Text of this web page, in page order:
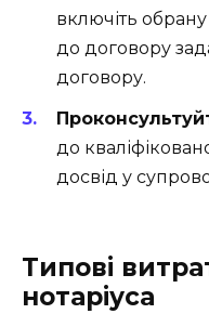
включіть
до договору
договору.
до
досвід у
Типові
нотаріуса